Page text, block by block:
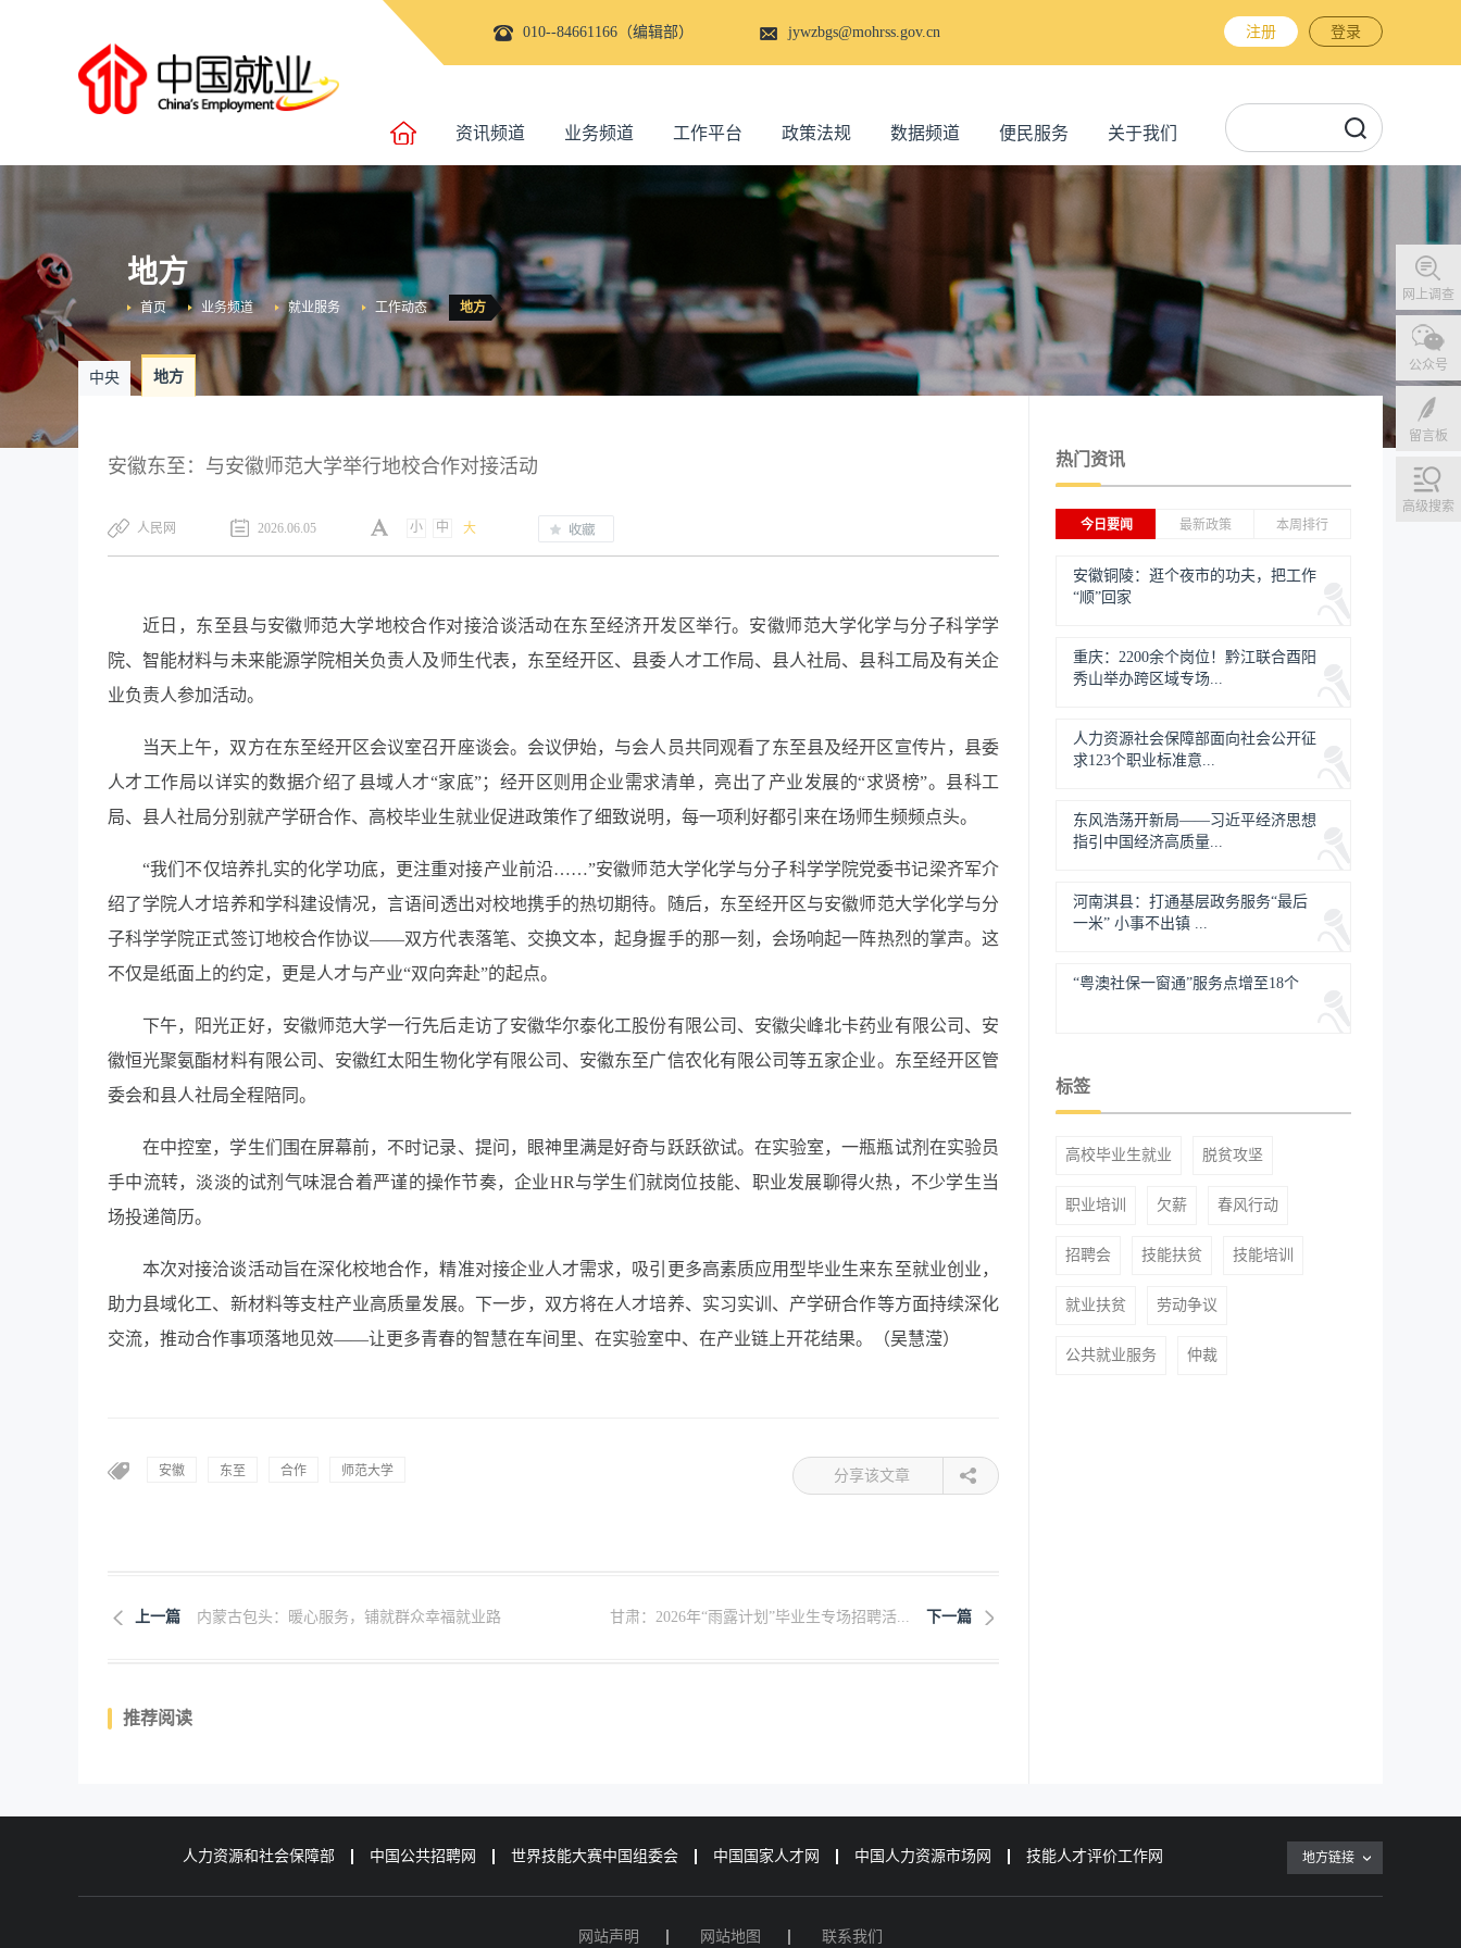
010--84661166（编辑部） jywzbgs@mohrss.gov.cn 注册 登录
资讯频道 业务频道 工作平台 政策法规 数据频道 便民服务 关于我们
网上调查
公众号
留言板
高级搜索
地方
地方
工作动态
就业服务
业务频道
首页
中央 地方
安徽东至：与安徽师范大学举行地校合作对接活动
​人民网 2026.06.05 小 中 大
近日，东至县与安徽师范大学地校合作对接洽谈活动在东至经济开发区举行。安徽师范大学化学与分子科学学
院、智能材料与未来能源学院相关负责人及师生代表，东至经开区、县委人才工作局、县人社局、县科工局及有关企
业负责人参加活动。
当天上午，双方在东至经开区会议室召开座谈会。会议伊始，与会人员共同观看了东至县及经开区宣传片，县委
人才工作局以详实的数据介绍了县域人才“家底”；经开区则用企业需求清单，亮出了产业发展的“求贤榜”。县科工
局、县人社局分别就产学研合作、高校毕业生就业促进政策作了细致说明，每一项利好都引来在场师生频频点头。
“我们不仅培养扎实的化学功底，更注重对接产业前沿……”安徽师范大学化学与分子科学学院党委书记梁齐军介
绍了学院人才培养和学科建设情况，言语间透出对校地携手的热切期待。随后，东至经开区与安徽师范大学化学与分
子科学学院正式签订地校合作协议——双方代表落笔、交换文本，起身握手的那一刻，会场响起一阵热烈的掌声。这
不仅是纸面上的约定，更是人才与产业“双向奔赴”的起点。
下午，阳光正好，安徽师范大学一行先后走访了安徽华尔泰化工股份有限公司、安徽尖峰北卡药业有限公司、安
徽恒光聚氨酯材料有限公司、安徽红太阳生物化学有限公司、安徽东至广信农化有限公司等五家企业。东至经开区管
委会和县人社局全程陪同。
在中控室，学生们围在屏幕前，不时记录、提问，眼神里满是好奇与跃跃欲试。在实验室，一瓶瓶试剂在实验员
手中流转，淡淡的试剂气味混合着严谨的操作节奏，企业HR与学生们就岗位技能、职业发展聊得火热，不少学生当
场投递简历。
本次对接洽谈活动旨在深化校地合作，精准对接企业人才需求，吸引更多高素质应用型毕业生来东至就业创业，
助力县域化工、新材料等支柱产业高质量发展。下一步，双方将在人才培养、实习实训、产学研合作等方面持续深化
交流，推动合作事项落地见效——让更多青春的智慧在车间里、在实验室中、在产业链上开花结果。（吴慧滢）
安徽 东至 合作 师范大学 分享该文章
上一篇 内蒙古包头：暖心服务，铺就群众幸福就业路 下一篇
甘肃：2026年“雨露计划”毕业生专场招聘活...
推荐阅读
热门资讯
今日要闻 最新政策 本周排行
安徽铜陵：逛个夜市的功夫，把工作
“顺”回家
重庆：2200余个岗位！黔江联合酉阳
秀山举办跨区域专场...
人力资源社会保障部面向社会公开征
求123个职业标准意...
东风浩荡开新局——习近平经济思想
指引中国经济高质量...
河南淇县：打通基层政务服务“最后
一米” 小事不出镇 ...
“粤澳社保一窗通”服务点增至18个
标签
高校毕业生就业 脱贫攻坚
职业培训 欠薪 春风行动
招聘会 技能扶贫 技能培训
就业扶贫 劳动争议
公共就业服务 仲裁
人力资源和社会保障部 中国公共招聘网 世界技能大赛中国组委会 中国国家人才网 中国人力资源市场网 技能人才评价工作网 地方链接
网站声明 网站地图 联系我们